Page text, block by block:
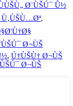
Ø¨ÙŠÚ¯ Û½
Ù‚ÙŠÙ…Øª,
Ø¬ÙŠ
, Ú†ÙŠÙ† Ø¬ÙŠ
Ø¬ÙŠ